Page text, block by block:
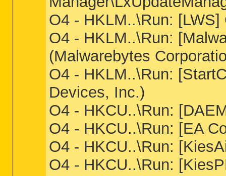
O4 - HKLM..\Run:
O4 - HKLM..\Run:
(Malwarebytes
O4 - HKLM..\Run:
Devices, Inc.)
O4 - HKCU..\Run:
O4 - HKCU..\Run: [EA
O4 - HKCU..\Run:
O4 - HKCU..\Run: